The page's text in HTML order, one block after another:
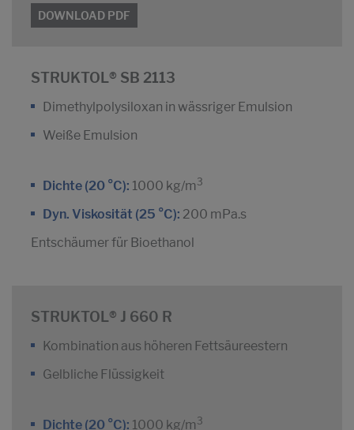
DOWNLOAD PDF
STRUKTOL® SB 2113
Dimethylpolysiloxan in wässriger Emulsion
Weiße Emulsion
Dichte (20 °C): 1000 kg/m 3
Dyn. Viskosität (25 °C): 200 mPa.s
Entschäumer für Bioethanol
STRUKTOL® J 660 R
Kombination aus höheren Fettsäureestern
Gelbliche Flüssigkeit
Dichte (20 °C): 1000 kg/m 3